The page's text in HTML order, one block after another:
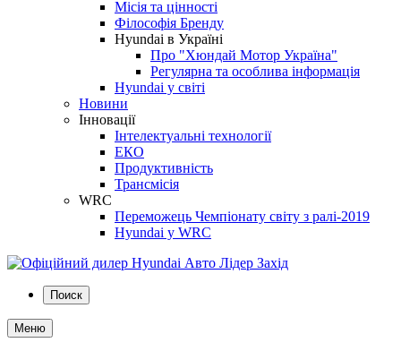
Місія та цінності
Філософія Бренду
Hyundai в Україні
Про "Хюндай Мотор Україна"
Регулярна та особлива інформація
Hyundai у світі
Новини
Інновації
Інтелектуальні технології
ЕКО
Продуктивність
Трансмісія
WRC
Переможець Чемпіонату світу з ралі-2019
Hyundai у WRC
Поиск
Меню